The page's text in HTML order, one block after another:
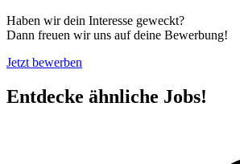
Haben wir dein Interesse geweckt?
Dann freuen wir uns auf deine Bewerbung!
Jetzt bewerben
Entdecke ähnliche Jobs!